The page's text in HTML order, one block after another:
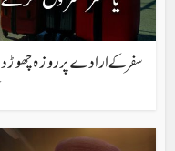
سفر کے ارادے پر روزہ چھوڑ